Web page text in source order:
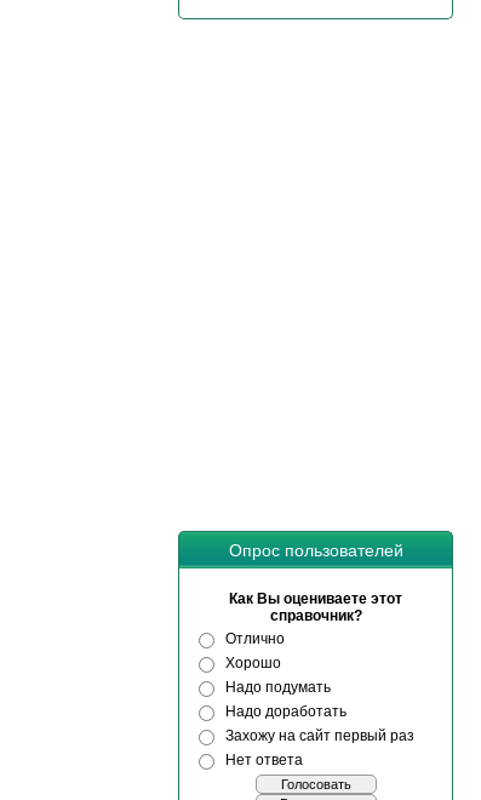
Опрос пользователей
Как Вы оцениваете этот
справочник?
Отлично
Хорошо
Надо подумать
Надо доработать
Захожу на сайт первый раз
Нет ответа